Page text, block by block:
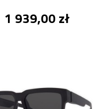
1 939,00 zł